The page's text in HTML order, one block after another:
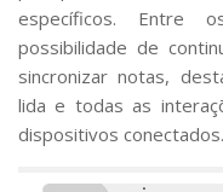
específicos. Entre
possibilidade de
sincronizar notas,
lida e todas as
dispositivos conectados.